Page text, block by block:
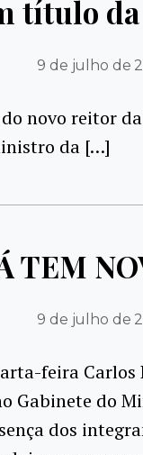
título
9 de julho de
novo reitor
da […]
TEM
9 de julho de
feira Carlos
Gabinete do
dos